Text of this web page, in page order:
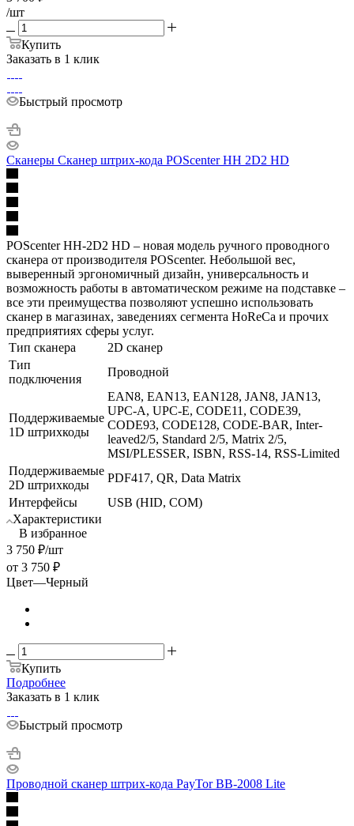
/шт
Купить
Заказать в 1 клик
Быстрый просмотр
Сканеры Сканер штрих-кода POScenter HH 2D2 HD
POScenter HH-2D2 HD – новая модель ручного проводного
сканера от производителя POScenter. Небольшой вес,
выверенный эргономичный дизайн, универсальность и
возможность работы в автоматическом режиме на подставке –
все эти преимущества позволяют успешно использовать
сканер в магазинах, заведениях сегмента HoReCa и прочих
предприятиях сферы услуг.
Тип сканера
2D сканер
Тип
подключения
Проводной
Поддерживаемые
1D штрихкоды
EAN8, EAN13, EAN128, JAN8, JAN13,
UPC-A, UPC-E, CODE11, CODE39,
CODE93, CODE128, CODE-BAR, Inter-
leaved2/5, Standard 2/5, Matrix 2/5,
MSI/PLESSER, ISBN, RSS-14, RSS-Limited
Поддерживаемые
2D штрихкоды
PDF417, QR, Data Matrix
Интерфейсы
USB (HID, COM)
Характеристики
В избранное
3 750 ₽/шт
от 3 750 ₽
Цвет—Черный
Купить
Подробнее
Заказать в 1 клик
Быстрый просмотр
Проводной сканер штрих-кода PayTor BB-2008 Lite